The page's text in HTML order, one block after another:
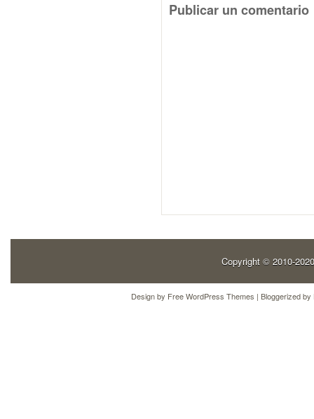
Publicar un comentario
Copyright © 2010-
Design by Free WordPress Themes | Bloggerized by